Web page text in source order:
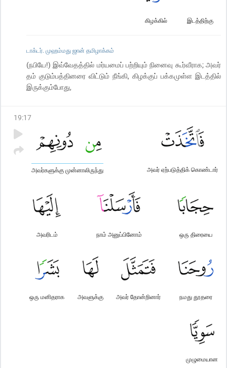
இடத்திற்கு
கிழக்கில்
டாக்டர். முஹம்மது ஜான் தமிழாக்கம்
(நபியே!) இவ்வேதத்தில் மர்யமைப் பற்றியும் நினைவு கூர்வீராக; அவர்
தம் குடும்பத்தினரை விட்டும் நீங்கி, கிழக்குப் பக்கமுள்ள இடத்தில்
இருக்கும்போது,
19:17
அவர் ஏற்படுத்திக் கொண்டார்
அவர்களுக்கு முன்னாலிருந்து
ஒரு திரையை
நாம் அனுப்பினோம்
அவரிடம்
நமது தூதரை
அவர் தோன்றினார்
அவளுக்கு
ஒரு மனிதராக
முழுமையான